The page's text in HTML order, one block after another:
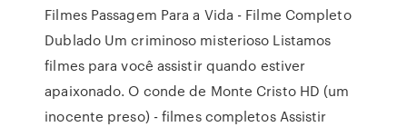
Filmes Passagem Para a Vida - Filme Completo
Dublado Um criminoso misterioso Listamos
filmes para você assistir quando estiver
apaixonado. O conde de Monte Cristo HD (um
inocente preso) - filmes completos Assistir